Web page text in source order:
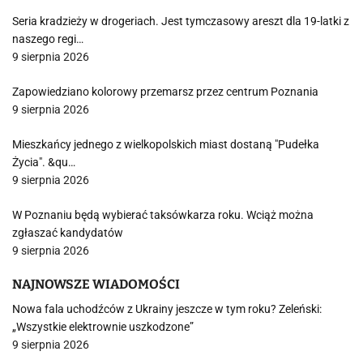
Seria kradzieży w drogeriach. Jest tymczasowy areszt dla 19-latki z
naszego regi…
9 sierpnia 2026
Zapowiedziano kolorowy przemarsz przez centrum Poznania
9 sierpnia 2026
Mieszkańcy jednego z wielkopolskich miast dostaną "Pudełka
Życia". &qu…
9 sierpnia 2026
W Poznaniu będą wybierać taksówkarza roku. Wciąż można
zgłaszać kandydatów
9 sierpnia 2026
NAJNOWSZE WIADOMOŚCI
Nowa fala uchodźców z Ukrainy jeszcze w tym roku? Zeleński:
„Wszystkie elektrownie uszkodzone”
9 sierpnia 2026